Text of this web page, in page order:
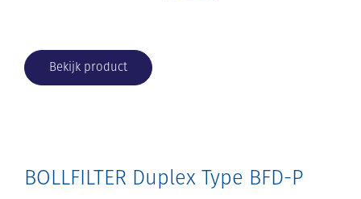
Bekijk product
BOLLFILTER Duplex Type BFD-P